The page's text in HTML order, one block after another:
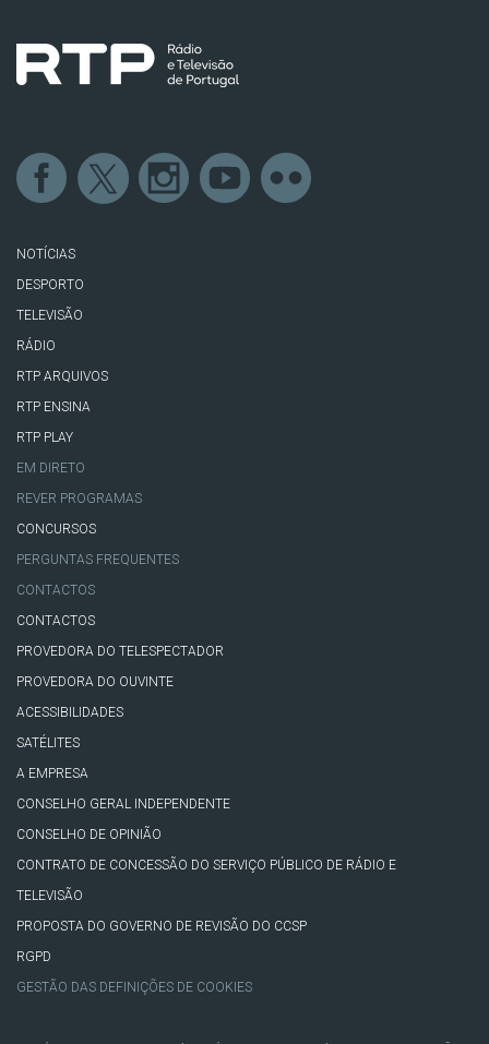
NOTÍCIAS
DESPORTO
TELEVISÃO
RÁDIO
RTP ARQUIVOS
RTP ENSINA
RTP PLAY
EM DIRETO
REVER PROGRAMAS
CONCURSOS
PERGUNTAS FREQUENTES
CONTACTOS
CONTACTOS
PROVEDORA DO TELESPECTADOR
PROVEDORA DO OUVINTE
ACESSIBILIDADES
SATÉLITES
A EMPRESA
CONSELHO GERAL INDEPENDENTE
CONSELHO DE OPINIÃO
CONTRATO DE CONCESSÃO DO SERVIÇO PÚBLICO DE RÁDIO E
TELEVISÃO
PROPOSTA DO GOVERNO DE REVISÃO DO CCSP
RGPD
GESTÃO DAS DEFINIÇÕES DE COOKIES